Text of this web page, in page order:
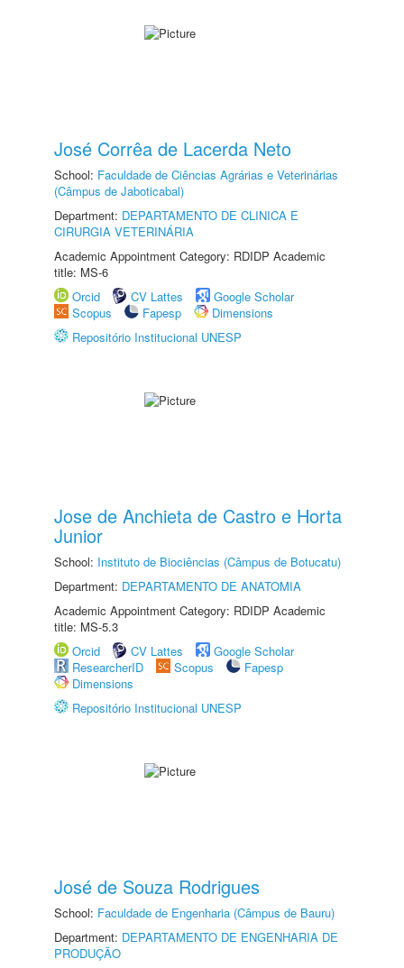
José Corrêa de Lacerda Neto
School: Faculdade de Ciências Agrárias e Veterinárias
(Câmpus de Jaboticabal)
Department: DEPARTAMENTO DE CLINICA E
CIRURGIA VETERINÁRIA
Academic Appointment Category: RDIDP Academic
title: MS-6
Orcid
CV Lattes
Google Scholar
Scopus
Fapesp
Dimensions
Repositório Institucional UNESP
Jose de Anchieta de Castro e Horta
Junior
School: Instituto de Biociências (Câmpus de Botucatu)
Department: DEPARTAMENTO DE ANATOMIA
Academic Appointment Category: RDIDP Academic
title: MS-5.3
Orcid
CV Lattes
Google Scholar
ResearcherID
Scopus
Fapesp
Dimensions
Repositório Institucional UNESP
José de Souza Rodrigues
School: Faculdade de Engenharia (Câmpus de Bauru)
Department: DEPARTAMENTO DE ENGENHARIA DE
PRODUÇÃO